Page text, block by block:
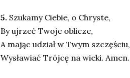
5. Szukamy Ciebie, o Chryste,
By ujrzeć Twoje oblicze,
A mając udział w Twym szczęściu,
Wysławiać Trójcę na wieki. Amen.